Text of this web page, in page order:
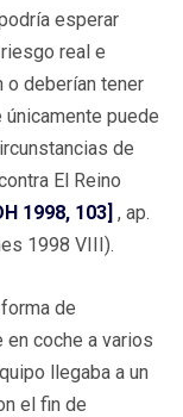
esperar
real e
o deberían tener
puede
de
El Reino
1998, 103] , ap.
1998 VIII).
de
coche a varios
llegaba a un
el fin de